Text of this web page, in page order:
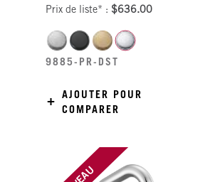
Prix de liste* : $636.00
9885-PR-DST
AJOUTER POUR
COMPARER